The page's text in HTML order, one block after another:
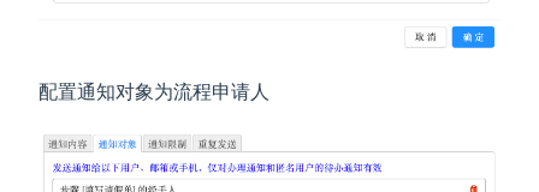
配置通知对象为流程申请人